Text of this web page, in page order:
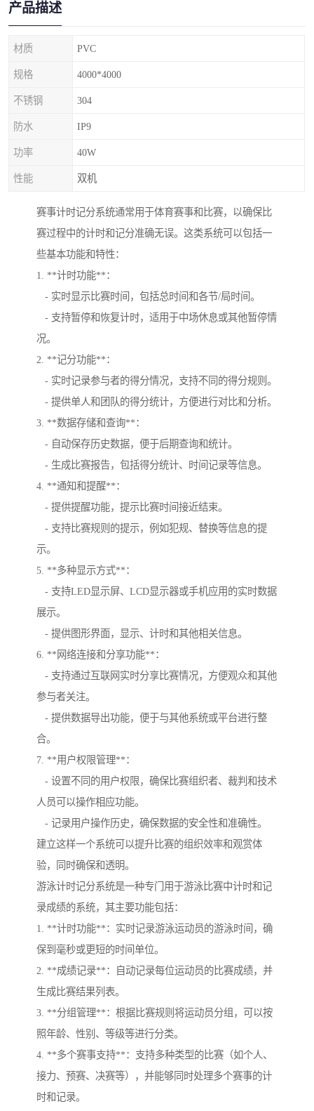
产品描述
材质 PVC
规格 4000*4000
不锈钢 304
防水 IP9
功率 40W
性能 双机
赛事计时记分系统通常用于体育赛事和比赛，以确保比
赛过程中的计时和记分准确无误。这类系统可以包括一
些基本功能和特性：
1. **计时功能**：
- 实时显示比赛时间，包括总时间和各节/局时间。
- 支持暂停和恢复计时，适用于中场休息或其他暂停情
况。
2. **记分功能**：
- 实时记录参与者的得分情况，支持不同的得分规则。
- 提供单人和团队的得分统计，方便进行对比和分析。
3. **数据存储和查询**：
- 自动保存历史数据，便于后期查询和统计。
- 生成比赛报告，包括得分统计、时间记录等信息。
4. **通知和提醒**：
- 提供提醒功能，提示比赛时间接近结束。
- 支持比赛规则的提示，例如犯规、替换等信息的提
示。
5. **多种显示方式**：
- 支持LED显示屏、LCD显示器或手机应用的实时数据
展示。
- 提供图形界面，显示、计时和其他相关信息。
6. **网络连接和分享功能**：
- 支持通过互联网实时分享比赛情况，方便观众和其他
参与者关注。
- 提供数据导出功能，便于与其他系统或平台进行整
合。
7. **用户权限管理**：
- 设置不同的用户权限，确保比赛组织者、裁判和技术
人员可以操作相应功能。
- 记录用户操作历史，确保数据的安全性和准确性。
建立这样一个系统可以提升比赛的组织效率和观赏体
验，同时确保和透明。
游泳计时记分系统是一种专门用于游泳比赛中计时和记
录成绩的系统，其主要功能包括：
1. **计时功能**：实时记录游泳运动员的游泳时间，确
保到毫秒或更短的时间单位。
2. **成绩记录**：自动记录每位运动员的比赛成绩，并
生成比赛结果列表。
3. **分组管理**：根据比赛规则将运动员分组，可以按
照年龄、性别、等级等进行分类。
4. **多个赛事支持**：支持多种类型的比赛（如个人、
接力、预赛、决赛等），并能够同时处理多个赛事的计
时和记录。